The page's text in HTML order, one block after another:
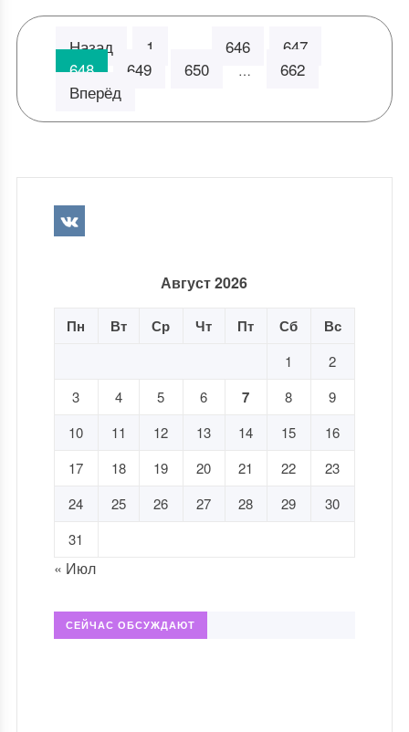
Назад 1 646
647
648
649 650 …
662
Вперёд
Август 2026
Пн Вт Ср Чт Пт Сб Вс
1
2
3
4 5 6 7 8
9
10
11 12 13 14 15
16
17
18 19 20 21 22
23
24
25 26 27 28 29
30
31
« Июл
СЕЙЧАС ОБСУЖДАЮТ